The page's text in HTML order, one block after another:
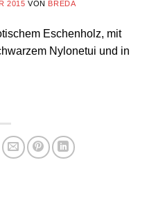
2015 VON BREDA
Eschenholz, mit
Nylonetui und in